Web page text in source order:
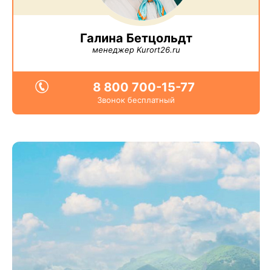
Галина Бетцольдт
менеджер Kurort26.ru
8 800 700-15-77
Звонок бесплатный